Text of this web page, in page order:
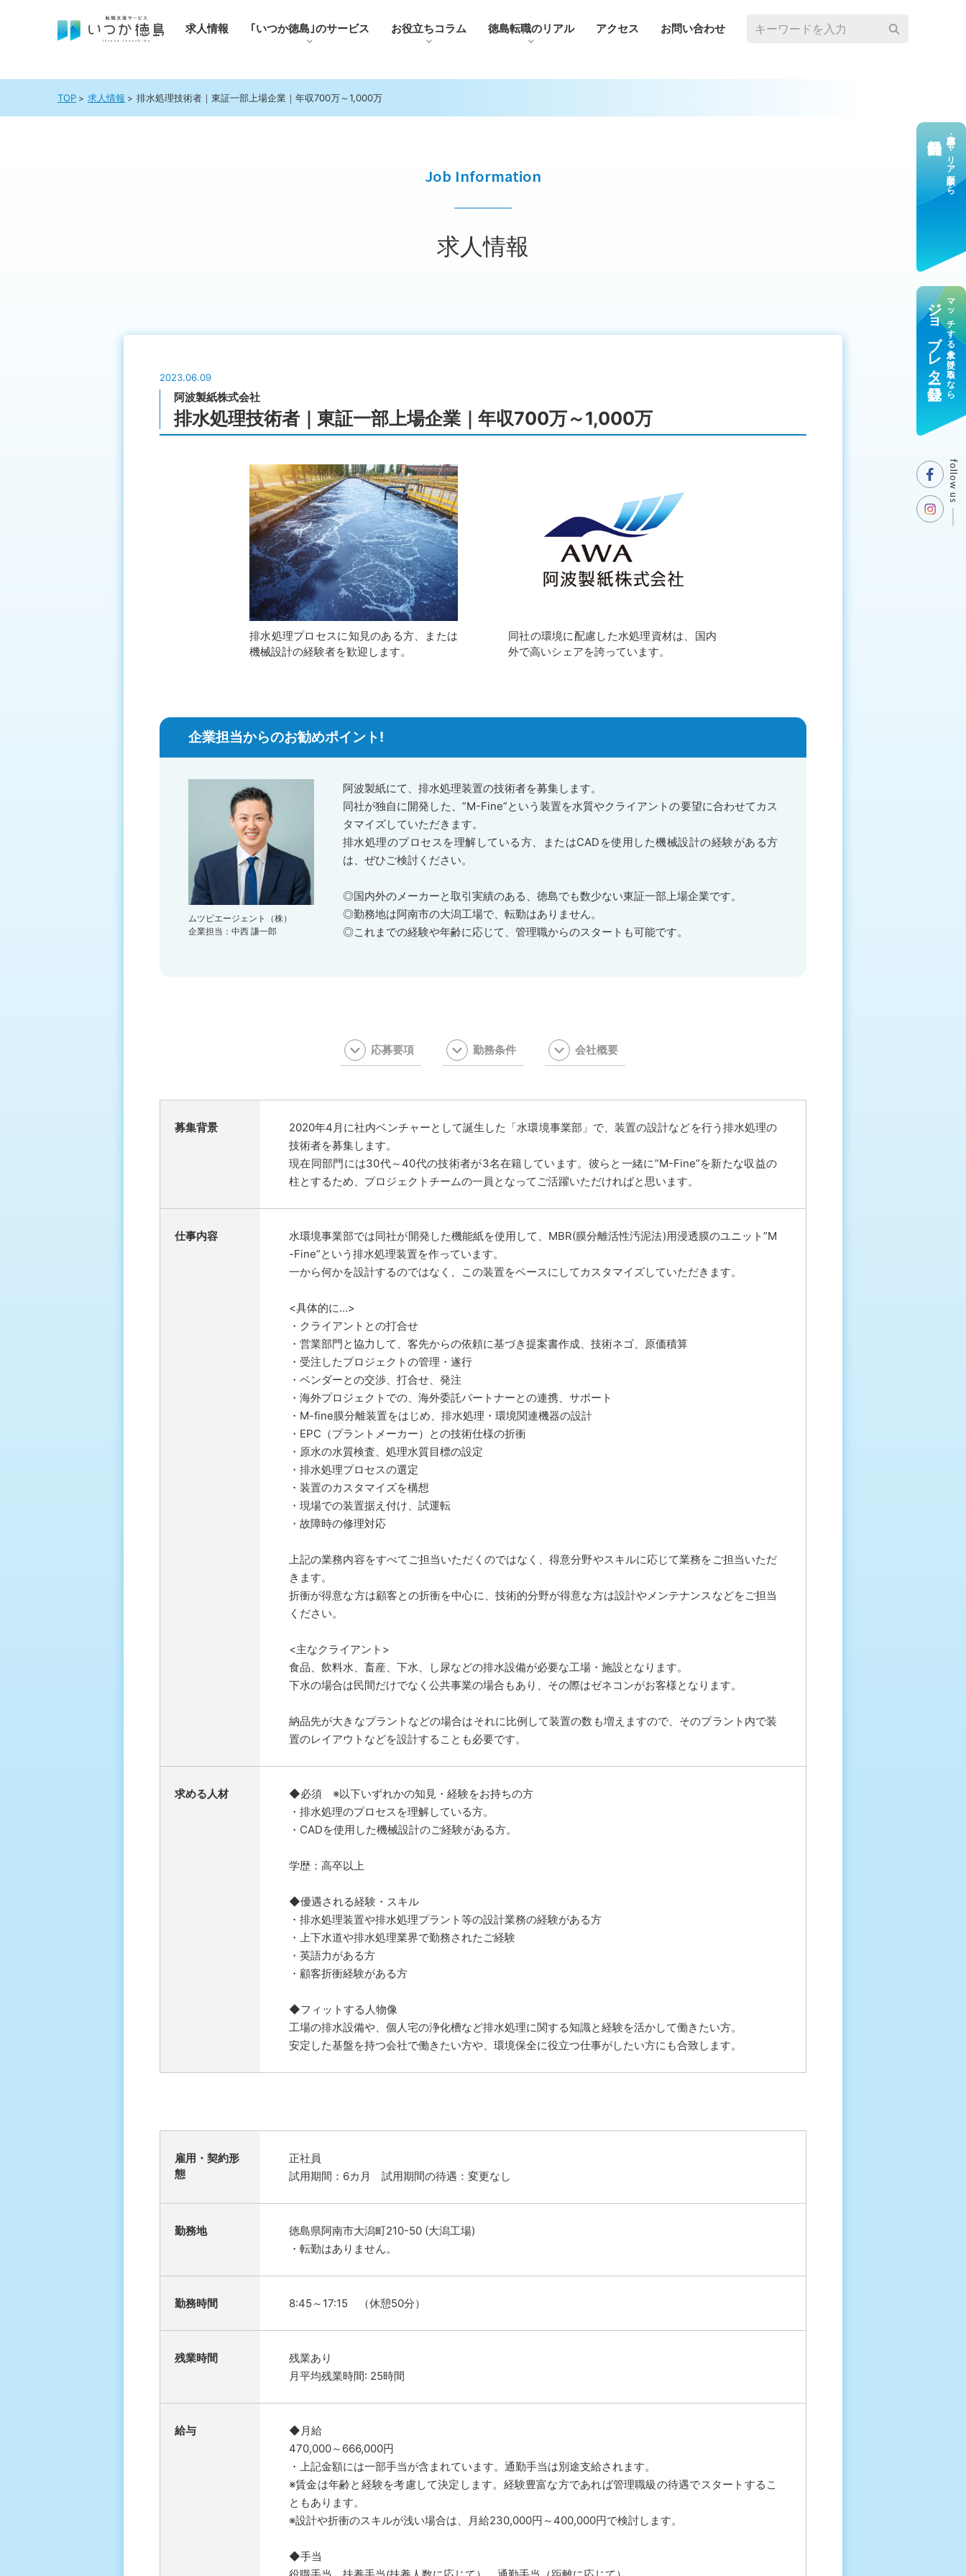
求人情報 ｢いつか徳島｣のサービス お役⽴ちコラム 徳島転職のリアル アクセス お問い合わせ
TOP 求人情報 排水処理技術者｜東証一部上場企業｜年収700万～1,000万
Job Information
求人情報
2023.06.09
阿波製紙株式会社
排水処理技術者｜東証一部上場企業｜年収700万～1,000万
排水処理プロセスに知見のある方、または
機械設計の経験者を歓迎します。
同社の環境に配慮した水処理資材は、国内
外で高いシェアを誇っています。
企業担当からのお勧めポイント!
ムツビエージェント（株）
企業担当：中西 謙一郎
阿波製紙にて、排水処理装置の技術者を募集します。
同社が独自に開発した、”M-Fine”という装置を水質やクライアントの要望に合わせてカス
タマイズしていただきます。
排水処理のプロセスを理解している方、またはCADを使用した機械設計の経験がある方
は、ぜひご検討ください。
◎国内外のメーカーと取引実績のある、徳島でも数少ない東証一部上場企業です。
◎勤務地は阿南市の大潟工場で、転勤はありません。
◎これまでの経験や年齢に応じて、管理職からのスタートも可能です。
応募要項 勤務条件 会社概要
募集背景
2020年4月に社内ベンチャーとして誕生した「水環境事業部」で、装置の設計などを行う排水処理の
技術者を募集します。
現在同部門には30代～40代の技術者が3名在籍しています。彼らと一緒に”M-Fine”を新たな収益の
柱とするため、プロジェクトチームの一員となってご活躍いただければと思います。
仕事内容
水環境事業部では同社が開発した機能紙を使用して、MBR(膜分離活性汚泥法)用浸透膜のユニット”M
-Fine”という排水処理装置を作っています。
一から何かを設計するのではなく、この装置をベースにしてカスタマイズしていただきます。
<具体的に…>
・クライアントとの打合せ
・営業部門と協力して、客先からの依頼に基づき提案書作成、技術ネゴ、原価積算
・受注したプロジェクトの管理・遂行
・ベンダーとの交渉、打合せ、発注
・海外プロジェクトでの、海外委託パートナーとの連携、サポート
・M-fine膜分離装置をはじめ、排水処理・環境関連機器の設計
・EPC（プラントメーカー）との技術仕様の折衝
・原水の水質検査、処理水質目標の設定
・排水処理プロセスの選定
・装置のカスタマイズを構想
・現場での装置据え付け、試運転
・故障時の修理対応
上記の業務内容をすべてご担当いただくのではなく、得意分野やスキルに応じて業務をご担当いただ
きます。
折衝が得意な方は顧客との折衝を中心に、技術的分野が得意な方は設計やメンテナンスなどをご担当
ください。
<主なクライアント>
食品、飲料水、畜産、下水、し尿などの排水設備が必要な工場・施設となります。
下水の場合は民間だけでなく公共事業の場合もあり、その際はゼネコンがお客様となります。
納品先が大きなプラントなどの場合はそれに比例して装置の数も増えますので、そのプラント内で装
置のレイアウトなどを設計することも必要です。
求める人材
◆必須 ※以下いずれかの知見・経験をお持ちの方
・排水処理のプロセスを理解している方。
・CADを使用した機械設計のご経験がある方。
学歴：高卒以上
◆優遇される経験・スキル
・排水処理装置や排水処理プラント等の設計業務の経験がある方
・上下水道や排水処理業界で勤務されたご経験
・英語力がある方
・顧客折衝経験がある方
◆フィットする人物像
工場の排水設備や、個人宅の浄化槽など排水処理に関する知識と経験を活かして働きたい方。
安定した基盤を持つ会社で働きたい方や、環境保全に役立つ仕事がしたい方にも合致します。
雇⽤・契約形
態
正社員
試用期間：6カ月 試用期間の待遇：変更なし
勤務地
徳島県阿南市大潟町210-50 (大潟工場)
・転勤はありません。
勤務時間 8:45～17:15 （休憩50分）
残業時間
残業あり
月平均残業時間: 25時間
給与
◆月給
470,000～666,000円
・上記金額には一部手当が含まれています。通勤手当は別途支給されます。
※賃金は年齢と経験を考慮して決定します。経験豊富な方であれば管理職級の待遇でスタートするこ
ともあります。
※設計や折衝のスキルが浅い場合は、月給230,000円～400,000円で検討します。
◆手当
求⼈応募・キャリア⾯談なら
マッチする求人を受け取るなら
ジョブレター登録
follow us